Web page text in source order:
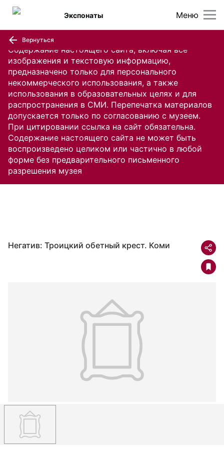
Содержание настоящего сайта, включая все
изображения и текстовую информацию,
предназначено только для персонального
некоммерческого использования, а также
использования в образовательных целях и для
распространения в СМИ. Перепечатка материалов
допускается только по согласованию с музеем.
При цитировании ссылка на сайт обязательна.
Содержание настоящего сайта не может быть
воспроизведено целиком или частично в любой
форме без предварительного письменного
разрешения музея
Меню
Экспонаты
Вернуться
Негатив: Троицкий обетный крест. Коми